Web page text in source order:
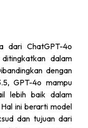
dari ChatGPT-4o
dalam
dengan
GPT-4o mampu
lebih baik dalam
ini berarti model
dan tujuan dari